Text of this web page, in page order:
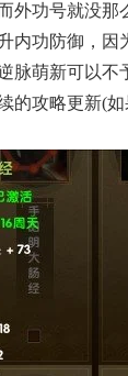
外功号就没那
内功防御，因
脉萌新可以不
的攻略更新(如